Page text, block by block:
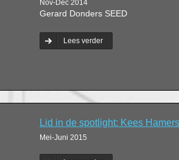
Nov-Dec 2014
Gerard Donders SEED
Lees verder
Lid in de spotlight: Kees
Mei-Juni 2015